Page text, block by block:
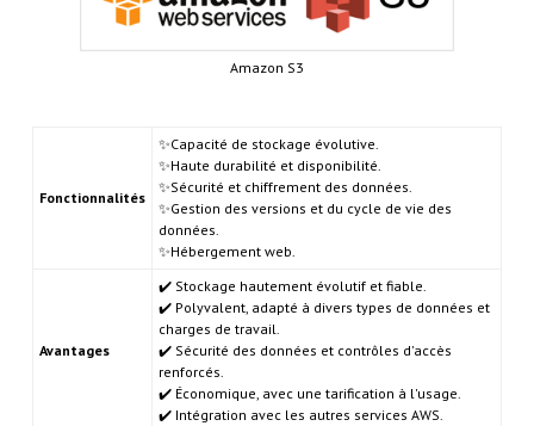
Amazon S3
Fonctionnalités
✨Capacité de stockage évolutive.
✨Haute durabilité et disponibilité.
✨Sécurité et chiffrement des données.
✨Gestion des versions et du cycle de vie des
données.
✨Hébergement web.
Avantages
✔️ Stockage hautement évolutif et fiable.
✔️ Polyvalent, adapté à divers types de données et
charges de travail.
✔️ Sécurité des données et contrôles d'accès
renforcés.
✔️ Économique, avec une tarification à l'usage.
✔️ Intégration avec les autres services AWS.